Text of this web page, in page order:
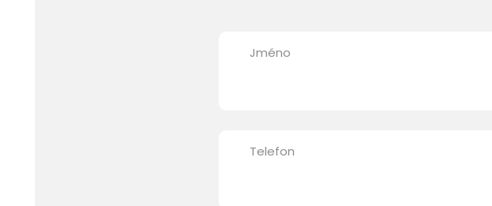
Jméno
Telefon